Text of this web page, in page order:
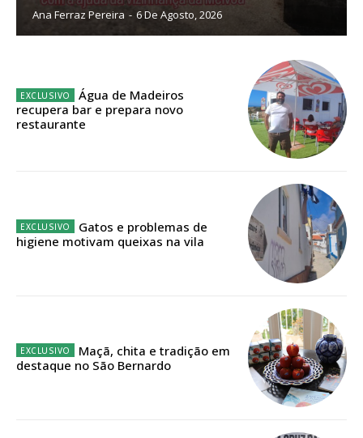
Sendo assinante terá acesso a todos os conteúdos exclusivos e versões
12 meses
Edição em papel entregue à Quinta-feira em sua
Acesso ao conteúdo online
Acesso aos conteúdos Exclusivos para
Ana Ferraz Pereira - 6 De Agosto, 2026
Água de Madeiros
recupera bar e prepara novo
restaurante
Gatos e problemas de
higiene motivam queixas na vila
Maçã, chita e tradição em
destaque no São Bernardo